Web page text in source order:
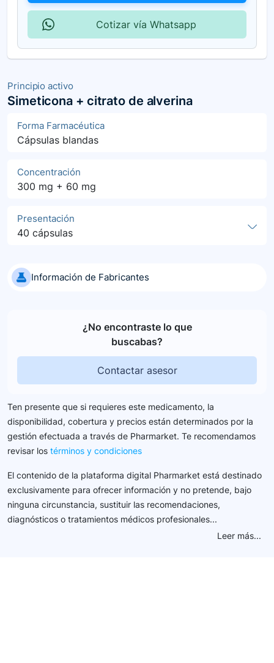
Principio activo
Simeticona + citrato de alverina
Forma Farmacéutica
Cápsulas blandas
Concentración
300 mg + 60 mg
Presentación
40 cápsulas
Información de Fabricantes
¿No encontraste lo que
buscabas?
Contactar asesor
Cotizar vía Whatsapp
Ten presente que si requieres este medicamento, la
disponibilidad, cobertura y precios están determinados por la
gestión efectuada a través de Pharmarket. Te recomendamos
revisar los términos y condiciones
El contenido de la plataforma digital Pharmarket está destinado
exclusivamente para ofrecer información y no pretende, bajo
ninguna circunstancia, sustituir las recomendaciones,
diagnósticos o tratamientos médicos profesionales...
Leer más...